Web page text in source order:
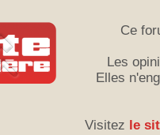
Ce
Les
Elles
Visitez le